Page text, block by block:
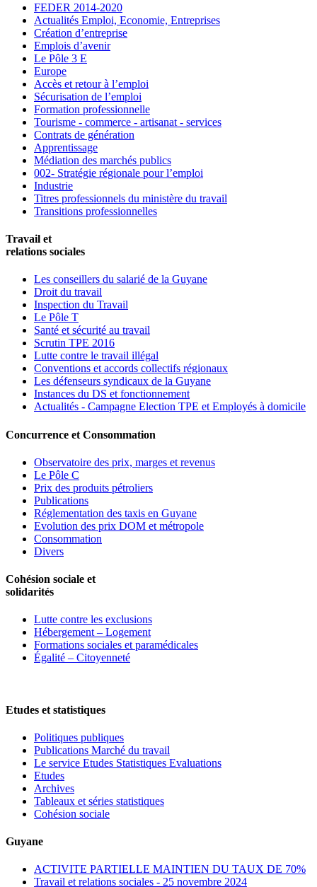
FEDER 2014-2020
Actualités Emploi, Economie, Entreprises
Création d’entreprise
Emplois d’avenir
Le Pôle 3 E
Europe
Accès et retour à l’emploi
Sécurisation de l’emploi
Formation professionnelle
Tourisme - commerce - artisanat - services
Contrats de génération
Apprentissage
Médiation des marchés publics
002- Stratégie régionale pour l’emploi
Industrie
Titres professionnels du ministère du travail
Transitions professionnelles
Travail et
relations sociales
Les conseillers du salarié de la Guyane
Droit du travail
Inspection du Travail
Le Pôle T
Santé et sécurité au travail
Scrutin TPE 2016
Lutte contre le travail illégal
Conventions et accords collectifs régionaux
Les défenseurs syndicaux de la Guyane
Instances du DS et fonctionnement
Actualités - Campagne Election TPE et Employés à domicile
Concurrence et Consommation
Observatoire des prix, marges et revenus
Le Pôle C
Prix des produits pétroliers
Publications
Réglementation des taxis en Guyane
Evolution des prix DOM et métropole
Consommation
Divers
Cohésion sociale et
solidarités
Lutte contre les exclusions
Hébergement – Logement
Formations sociales et paramédicales
Égalité – Citoyenneté
Etudes et statistiques
Politiques publiques
Publications Marché du travail
Le service Etudes Statistiques Evaluations
Etudes
Archives
Tableaux et séries statistiques
Cohésion sociale
Guyane
ACTIVITE PARTIELLE MAINTIEN DU TAUX DE 70%
Travail et relations sociales - 25 novembre 2024